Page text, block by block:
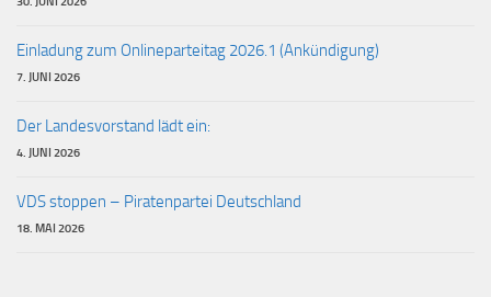
Einladung zum Onlineparteitag 2026.1 (Ankündigung)
7. JUNI 2026
Der Landesvorstand lädt ein:
4. JUNI 2026
VDS stoppen – Piratenpartei Deutschland
18. MAI 2026